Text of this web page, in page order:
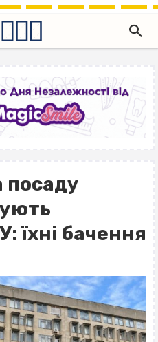
посаду
їхні бачення